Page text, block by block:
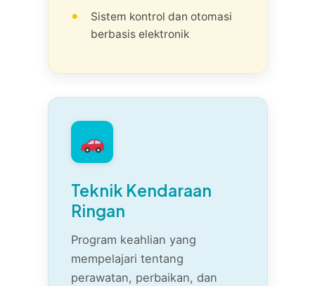
Sistem kontrol dan otomasi
berbasis elektronik
Teknik Kendaraan
Ringan
Program keahlian yang
mempelajari tentang
perawatan, perbaikan, dan